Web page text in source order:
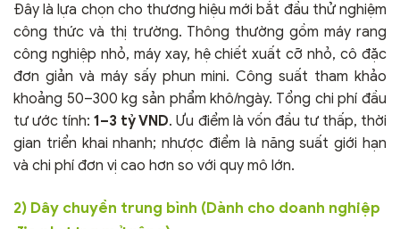
Đây là lựa chọn cho thương hiệu mới bắt đầu thử nghiệm
công thức và thị trường. Thông thường gồm máy rang
công nghiệp nhỏ, máy xay, hệ chiết xuất cỡ nhỏ, cô đặc
đơn giản và máy sấy phun mini. Công suất tham khảo
khoảng 50–300 kg sản phẩm khô/ngày. Tổng chi phí đầu
tư ước tính:1–3 tỷ VND. Ưu điểm là vốn đầu tư thấp, thời
gian triển khai nhanh; nhược điểm là năng suất giới hạn
và chi phí đơn vị cao hơn so với quy mô lớn.
2) Dây chuyền trung bình (Dành cho doanh nghiệp